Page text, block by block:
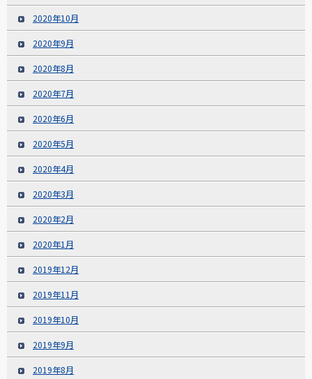
2020年10月
2020年9月
2020年8月
2020年7月
2020年6月
2020年5月
2020年4月
2020年3月
2020年2月
2020年1月
2019年12月
2019年11月
2019年10月
2019年9月
2019年8月